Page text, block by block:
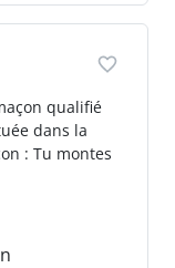
qualifié
dans la
: Tu montes